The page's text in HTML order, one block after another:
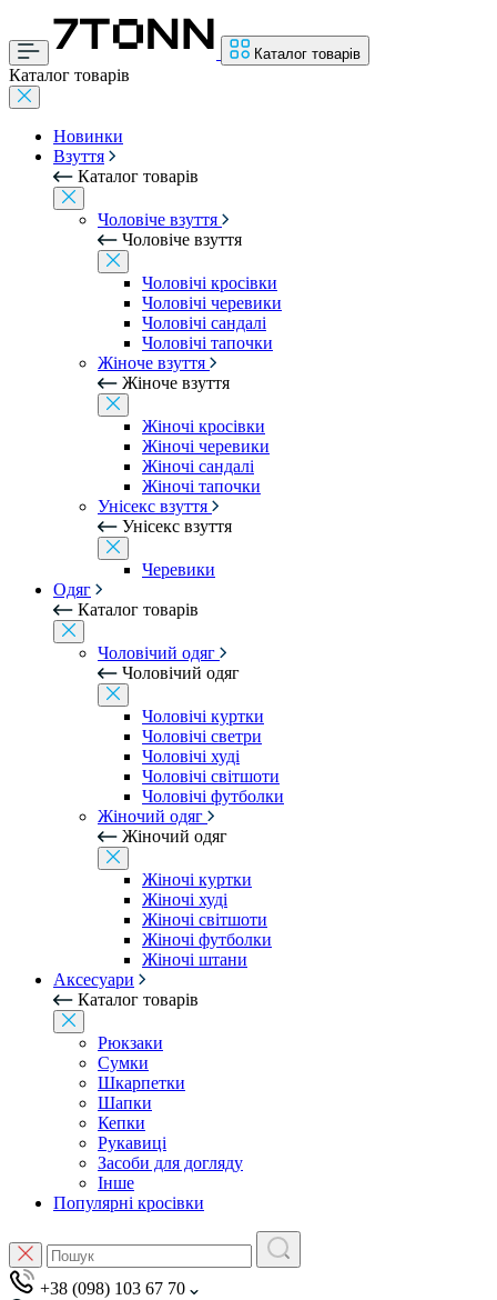
Каталог товарів
Каталог товарів
Новинки
Взуття
Каталог товарів
Чоловіче взуття
Чоловіче взуття
Чоловічі кросівки
Чоловічі черевики
Чоловічі сандалі
Чоловічі тапочки
Жіноче взуття
Жіноче взуття
Жіночі кросівки
Жіночі черевики
Жіночі сандалі
Жіночі тапочки
Унісекс взуття
Унісекс взуття
Черевики
Одяг
Каталог товарів
Чоловічий одяг
Чоловічий одяг
Чоловічі куртки
Чоловічі светри
Чоловічі худі
Чоловічі світшоти
Чоловічі футболки
Жіночий одяг
Жіночий одяг
Жіночі куртки
Жіночі худі
Жіночі світшоти
Жіночі футболки
Жіночі штани
Аксесуари
Каталог товарів
Рюкзаки
Сумки
Шкарпетки
Шапки
Кепки
Рукавиці
Засоби для догляду
Інше
Популярні кросівки
+38 (098) 103 67 70